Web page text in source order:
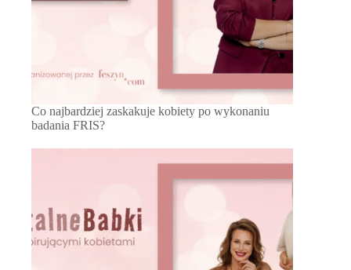
Co najbardziej zaskakuje kobiety po wykonaniu
badania FRIS?